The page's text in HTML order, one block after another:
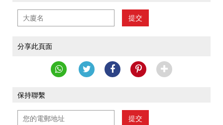
提交
分享此頁面
保持聯繫
提交